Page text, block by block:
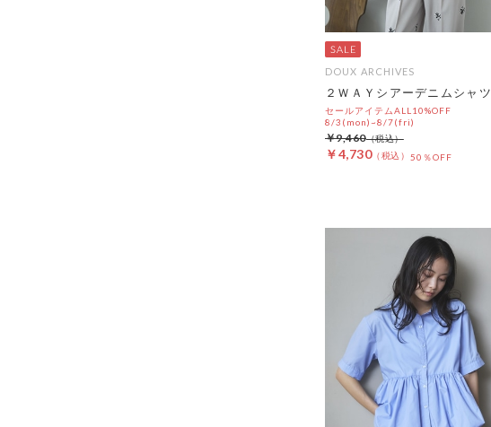
DOUX ARCHIVES
２ＷＡＹシアーデニムシャツ
セールアイテムALL10%OFF
8/3(mon)~8/7(fri)
￥4,730 50％OFF
￥9,460